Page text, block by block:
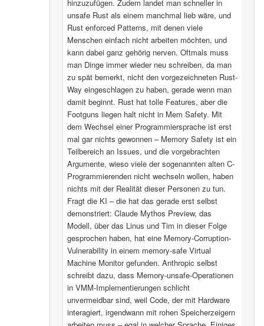
hinzuzufügen. Zudem landet man schneller in
unsafe Rust als einem manchmal lieb wäre, und
Rust enforced Patterns, mit denen viele
Menschen einfach nicht arbeiten möchten, und
kann dabei ganz gehörig nerven. Oftmals muss
man Dinge immer wieder neu schreiben, da man
zu spät bemerkt, nicht den vorgezeichneten Rust-
Way eingeschlagen zu haben, gerade wenn man
damit beginnt. Rust hat tolle Features, aber die
Footguns liegen halt nicht in Mem Safety. Mit
dem Wechsel einer Programmiersprache ist erst
mal gar nichts gewonnen – Memory Safety ist ein
Teilbereich an Issues, und die vorgebrachten
Argumente, wieso viele der sogenannten alten C-
Programmierenden nicht wechseln wollen, haben
nichts mit der Realität dieser Personen zu tun.
Fragt die KI – die hat das gerade erst selbst
demonstriert: Claude Mythos Preview, das
Modell, über das Linus und Tim in dieser Folge
gesprochen haben, hat eine Memory-Corruption-
Vulnerability in einem memory-safe Virtual
Machine Monitor gefunden. Anthropic selbst
schreibt dazu, dass Memory-unsafe-Operationen
in VMM-Implementierungen schlicht
unvermeidbar sind, weil Code, der mit Hardware
interagiert, irgendwann mit rohen Speicherzeigern